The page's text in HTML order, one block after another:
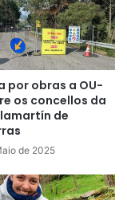
por obras a OU-
os concellos da
de
de 2025